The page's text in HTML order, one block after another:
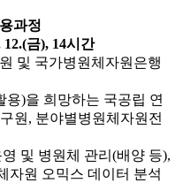
과정
12.(금), 14시간
및 국가병원체자원은행
)을 희망하는 국공립 연
원, 분야별병원체자원전
및 병원체 관리(배양 등),
자원 오믹스 데이터 분석